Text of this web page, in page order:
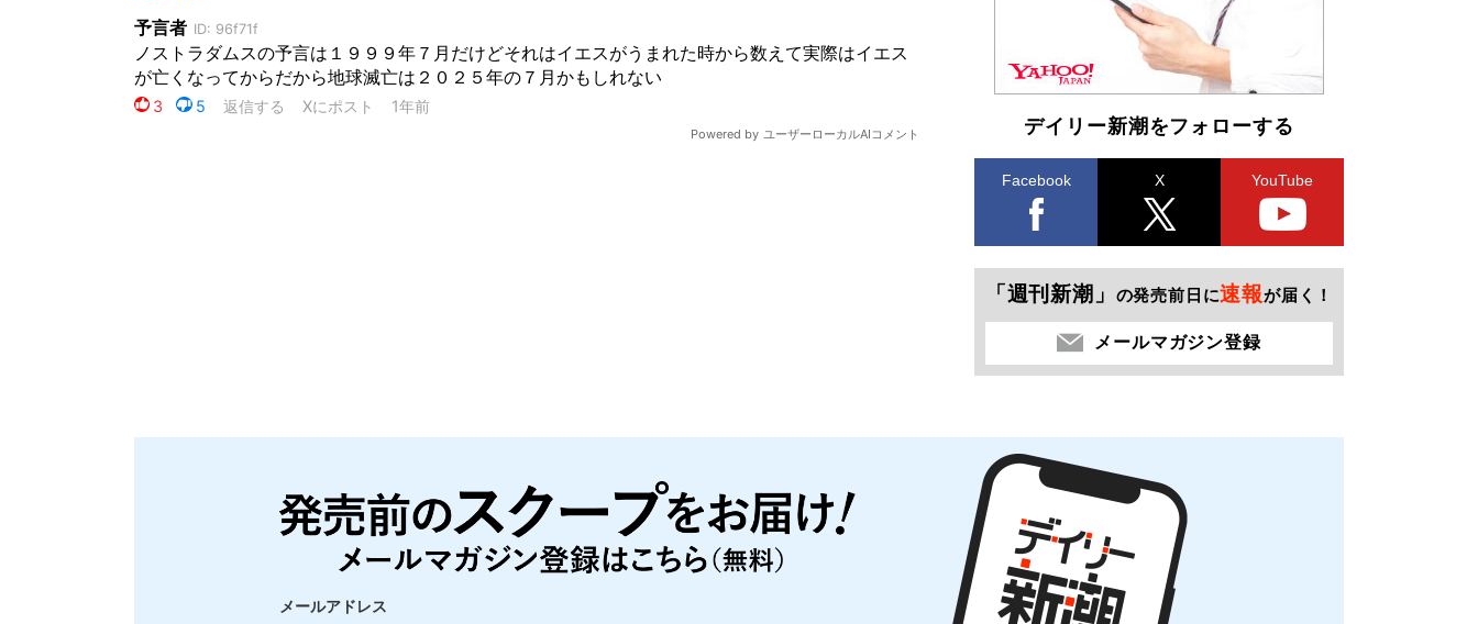
デイリー新潮をフォローする
Facebook X YouTube
「週刊新潮」 の発売前日に速報が届く！
メールマガジン登録
メールアドレス